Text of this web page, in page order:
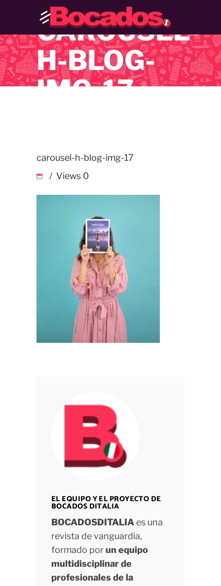
CAROUSEL-
H-BLOG-
IMG-17
carousel-h-blog-img-17
Views 0
EL EQUIPO Y EL PROYECTO DE
BOCADOS DITALIA
BOCADOSDITALIAes una
revista de vanguardia,
formado porun equipo
multidisciplinar de
profesionales de la